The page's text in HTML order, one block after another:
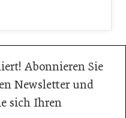
Abonnieren Sie
Newsletter und
sich Ihren